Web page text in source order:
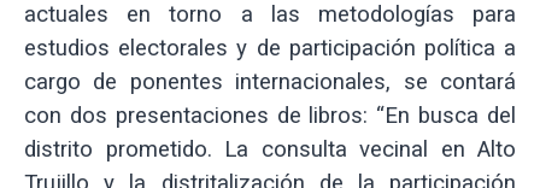
actuales en torno a las metodologías para
estudios electorales y de participación política a
cargo de ponentes internacionales, se contará
con dos presentaciones de libros: “En busca del
distrito prometido. La consulta vecinal en Alto